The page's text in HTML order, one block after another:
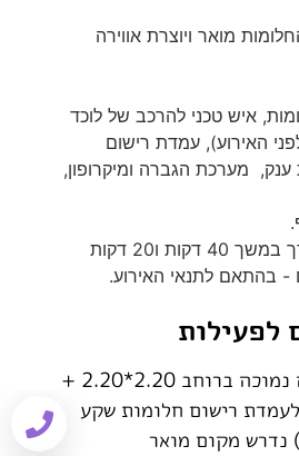
מואר ויוצרת אווירה
איש טכני להרכב של לוכד
האירוע), עמדת רישום
ענק, מערכת הגברה ומיקרופון,
המיצג התיאטרלי נערך במשך 40 דקות ו20 דקות
לפעילות
רחבה ישרה או במה נמוכה ברוחב 2.20*2.20 +
רישום חלומות שקע
נדרש מקום מואר